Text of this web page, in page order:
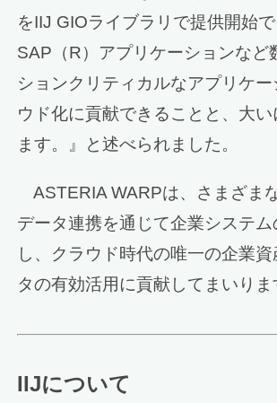
をIIJ GIOライブラリで提供開始で
SAP（R）アプリケーションなど
ションクリティカルなアプリケー
ウド化に貢献できることと、大
ます。』と述べられました。
ASTERIA WARPは、さまざま
データ連携を通じて企業システ
し、クラウド時代の唯一の企業
タの有効活用に貢献してまいりま
IIJについて